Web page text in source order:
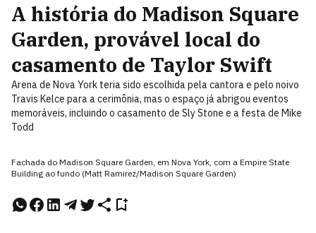
A história do Madison Square
Garden, provável local do
casamento de Taylor Swift
Arena de Nova York teria sido escolhida pela cantora e pelo noivo
Travis Kelce para a cerimônia, mas o espaço já abrigou eventos
memoráveis, incluindo o casamento de Sly Stone e a festa de Mike
Todd
Fachada do Madison Square Garden, em Nova York, com a Empire State
Building ao fundo (Matt Ramirez/Madison Square Garden)